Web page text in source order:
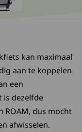
kan maximaal
aan te koppelen
een
is dezelfde
ROAM, dus mocht
afwisselen.